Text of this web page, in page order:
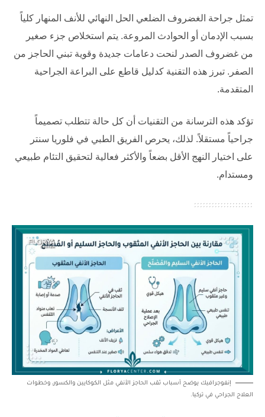
تمثل جراحة الغضروف الضلعي الحل النهائي للأنف المنهار كلياً
بسبب الإدمان أو الحوادث المروعة. يتم استخلاص جزء صغير
من غضروف الصدر لنحت دعامات جديدة وقوية تبني الحاجز من
الصفر. تبرز هذه التقنية كدليل قاطع على البراعة الجراحية
المتقدمة.
تؤكد هذه الترسانة من التقنيات أن كل حالة تتطلب تصميماً
جراحياً مستقلاً. لذلك، يحرص الفريق الطبي في فلوريا سنتر
على اختيار النهج الأقل بضعاً والأكثر فعالية لتحقيق التئام طبيعي
ومستدام.
إنفوجرافيك يوضح أسباب ثقب الحاجز الأنفي مثل الكوكايين والكسور، وخطوات
العلاج الجراحي في تركيا.